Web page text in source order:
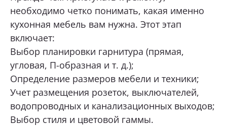
необходимо четко понимать, какая именно
кухонная мебель вам нужна. Этот этап
включает:
Выбор планировки гарнитура (прямая,
угловая, П-образная и т. д.);
Определение размеров мебели и техники;
Учет размещения розеток, выключателей,
водопроводных и канализационных выходов;
Выбор стиля и цветовой гаммы.